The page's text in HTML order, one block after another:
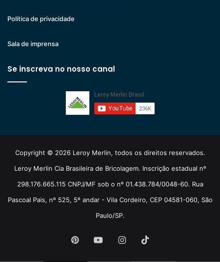
Politica de privacidade
Sala de imprensa
Se inscreva no nosso canal
Copyright © 2026 Leroy Merlin, todos os direitos reservados.
Leroy Merlin Cia Brasileira de Bricolagem. Inscrição estadual nº
298.176.665.115 CNPJ/MF sob o nº 01.438.784/0048-60. Rua
Pascoal Pais, nº 525, 5º andar - Vila Cordeiro, CEP 04581-060, São
Paulo/SP.
PinterestYouTubeInstagram